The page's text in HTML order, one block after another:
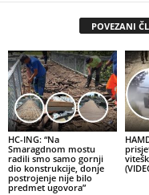
POVEZANI
HC-ING: “Na
Smaragdnom mostu
radili smo samo gornji
dio konstrukcije, donje
postrojenje nije bilo
predmet ugovora”